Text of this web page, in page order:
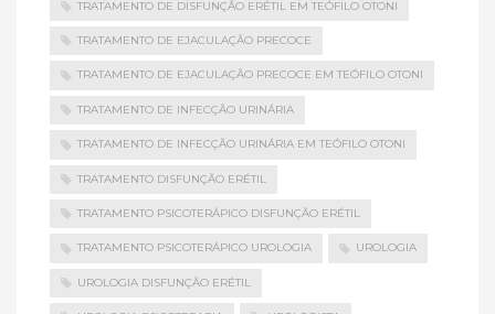
TRATAMENTO DE DISFUNÇÃO ERÉTIL EM TEÓFILO OTONI
TRATAMENTO DE EJACULAÇÃO PRECOCE
TRATAMENTO DE EJACULAÇÃO PRECOCE EM TEÓFILO OTONI
TRATAMENTO DE INFECÇÃO URINÁRIA
TRATAMENTO DE INFECÇÃO URINÁRIA EM TEÓFILO OTONI
TRATAMENTO DISFUNÇÃO ERÉTIL
TRATAMENTO PSICOTERÁPICO DISFUNÇÃO ERÉTIL
TRATAMENTO PSICOTERÁPICO UROLOGIA UROLOGIA
UROLOGIA DISFUNÇÃO ERÉTIL